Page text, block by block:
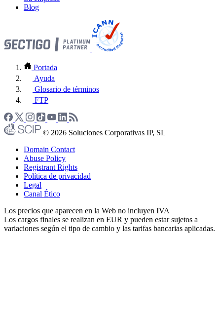
Blog
Portada
Ayuda
Glosario de términos
FTP
© 2026 Soluciones Corporativas IP, SL
Domain Contact
Abuse Policy
Registrant Rights
Política de privacidad
Legal
Canal Ético
Los precios que aparecen en la Web no incluyen IVA
Los cargos finales se realizan en EUR y pueden estar sujetos a
variaciones según el tipo de cambio y las tarifas bancarias aplicadas.